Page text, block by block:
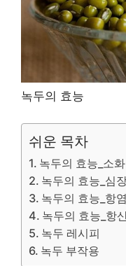
녹두의 효능
쉬운 목차
녹두의 효능_소
녹두의 효능_심
녹두의 효능_항
녹두의 효능_항
녹두 레시피
녹두 부작용